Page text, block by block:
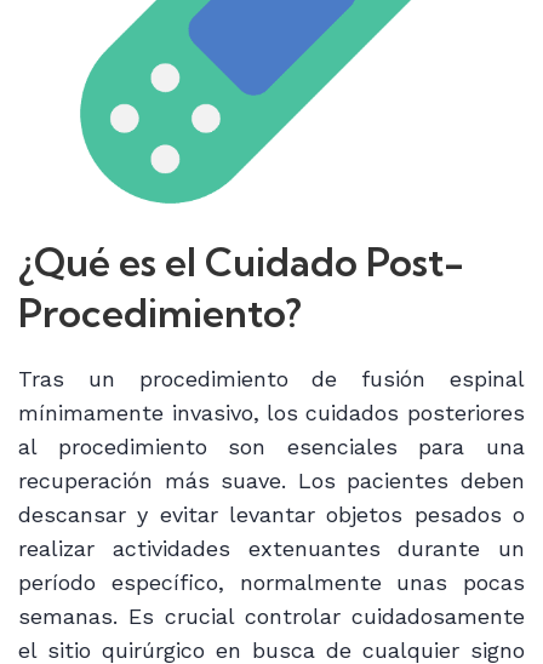
¿Qué es el Cuidado Post-
Procedimiento?
Tras un procedimiento de fusión espinal
mínimamente invasivo, los cuidados posteriores
al procedimiento son esenciales para una
recuperación más suave. Los pacientes deben
descansar y evitar levantar objetos pesados ​​o
realizar actividades extenuantes durante un
período específico, normalmente unas pocas
semanas. Es crucial controlar cuidadosamente
el sitio quirúrgico en busca de cualquier signo